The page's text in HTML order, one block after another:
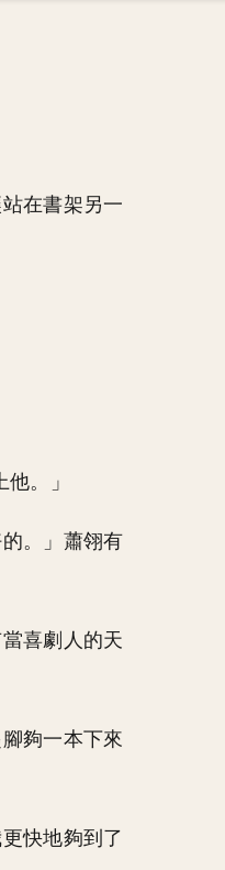
在書架另一
。」
。」蕭翎有
喜劇人的天
夠一本下來
快地夠到了